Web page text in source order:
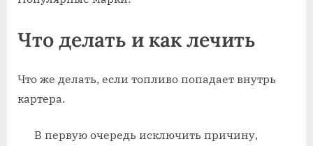
Что делать и как лечить
Что же делать, если топливо попадает внутрь
картера.
В первую очередь исключить причину,